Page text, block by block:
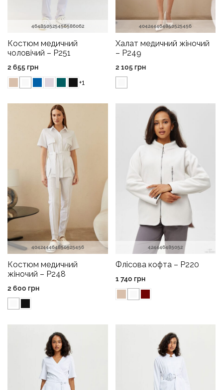
464850525456586062
Костюм медичний
чоловічий – P251
2 655 грн
+1
404244464850525456
Халат медичний жіночий
– P249
2 105 грн
404244464850525456
Костюм медичний
жіночий – P248
2 600 грн
424446485052
Флісова кофта – P220
1 740 грн